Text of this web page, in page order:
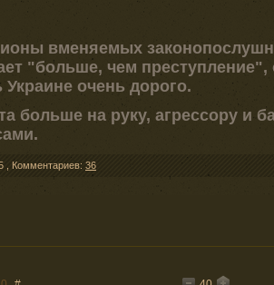
вменяемых
"больше, чем преступление",
очень дорого.
больше на руку, агрессору и
Комментариев: 36